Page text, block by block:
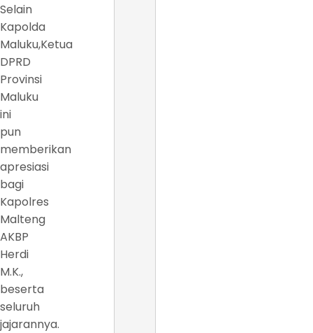
Selain
Kapolda
Maluku,Ketua
DPRD
Provinsi
Maluku
ini
pun
memberikan
apresiasi
bagi
Kapolres
Malteng
AKBP
Herdi
M.K.,
beserta
seluruh
jajarannya.